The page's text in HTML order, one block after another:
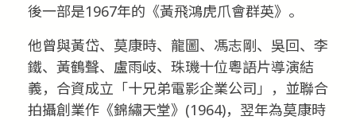
後一部是1967年的《黃飛鴻虎爪會群英》。
他曾與黃岱、莫康時、龍圖、馮志剛、吳回、李
鐵、黃鶴聲、盧雨岐、珠璣十位粵語片導演結
義，合資成立「十兄弟電影企業公司」，並聯合
拍攝創業作《錦繡天堂》(1964)，翌年為莫康時